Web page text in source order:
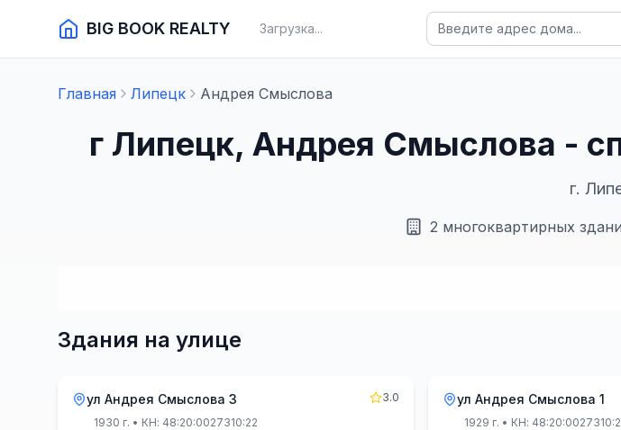
BIG BOOK REALTY Загрузка...
Главная Липецк Андрея Смыслова
г Липецк, Андрея Смыслова -
г.
2 многоквартирных
Здания на улице
ул Андрея Смыслова 3
3.0
1930 г. • КН: 48:20:0027310:22
ул Андрея Смыслова 1
1929 г. • КН: